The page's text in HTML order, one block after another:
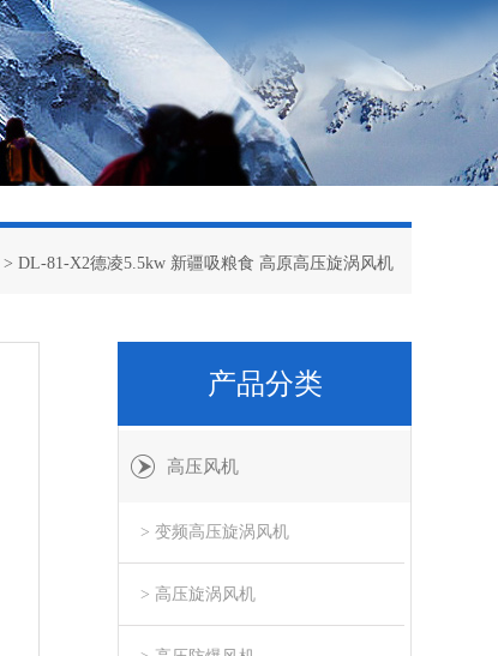
> DL-81-X2德凌5.5kw 新疆吸粮食 高原高压旋涡风机
产品分类
高压风机
> 变频高压旋涡风机
> 高压旋涡风机